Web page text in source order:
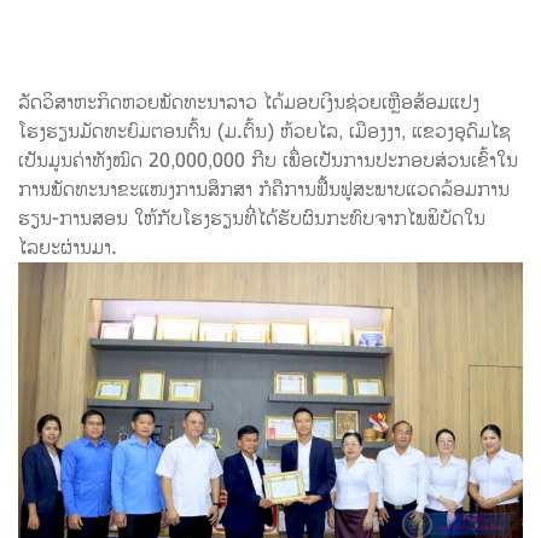
ລັດວິສາຫະກິດຫວຍພັດທະນາລາວ ໄດ້ມອບເງິນຊ່ວຍເຫຼືອສ້ອມແປງ
ໂຮງຮຽນມັດທະຍົມຕອນຕົ້ນ (ມ.ຕົ້ນ) ຫ້ວຍໄລ, ເມືອງງາ, ແຂວງອຸດົມໄຊ
ເປັນມູນຄ່າທັງໝົດ 20,000,000 ກີບ ເພື່ອເປັນການປະກອບສ່ວນເຂົ້າໃນ
ການພັດທະນາຂະແໜງການສຶກສາ ກໍຄືການຟື້ນຟູສະພາບແວດລ້ອມການ
ຮຽນ-ການສອນ ໃຫ້ກັບໂຮງຮຽນທີ່ໄດ້ຮັບຜົນກະທົບຈາກໄພພິບັດໃນ
ໄລຍະຜ່ານມາ.